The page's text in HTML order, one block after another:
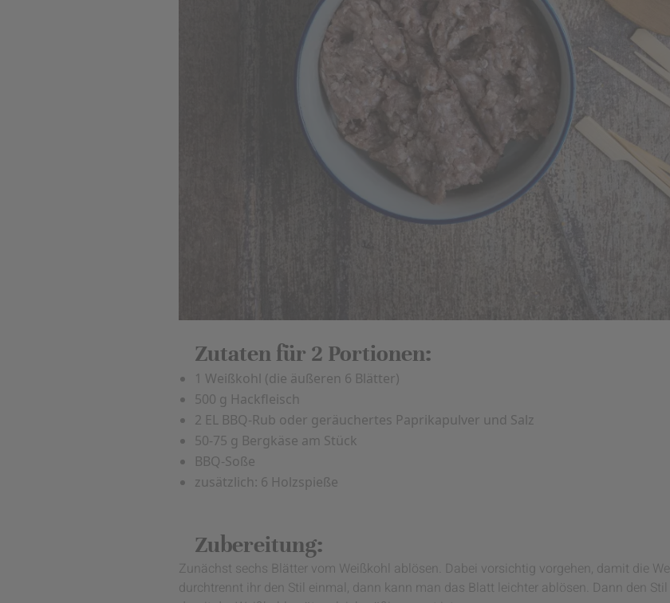
Zutaten für 2 Portionen:
1 Weißkohl (die äußeren 6 Blätter)
500 g Hackfleisch
2 EL BBQ-Rub oder geräuchertes Paprikapulver und Salz
50-75 g Bergkäse am Stück
BBQ-Soße
zusätzlich: 6 Holzspieße
Zubereitung:
Zunächst sechs Blätter vom Weißkohl ablösen. Dabei vorsichtig vorgehen, damit die
durchtrennt ihr den Stil einmal, dann kann man das Blatt leichter ablösen. Dann den